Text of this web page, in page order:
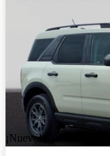
¡Nuevo!